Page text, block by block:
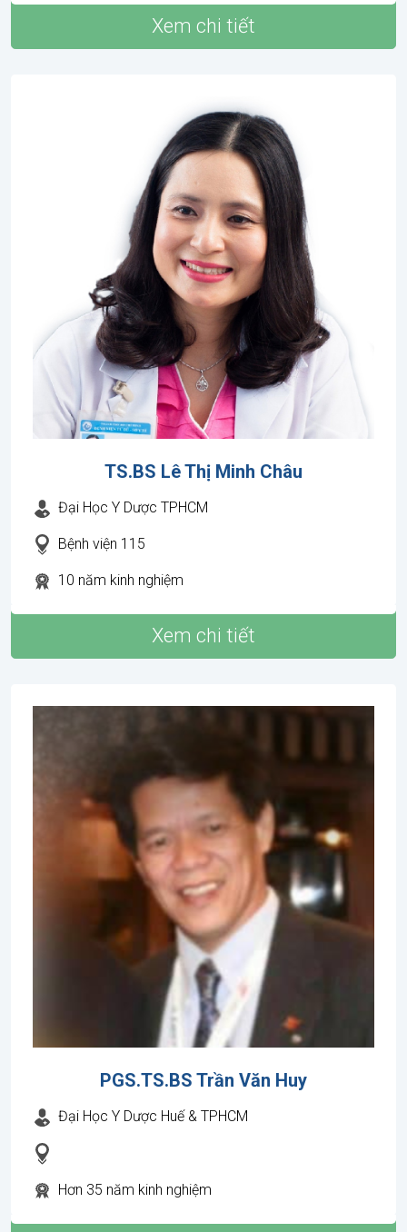
Xem chi tiết
TS.BS Lê Thị Minh Châu
Đại Học Y Dược TPHCM
Bệnh viện 115
10 năm kinh nghiệm
Xem chi tiết
PGS.TS.BS Trần Văn Huy
Đại Học Y Dược Huế & TPHCM
Hơn 35 năm kinh nghiệm